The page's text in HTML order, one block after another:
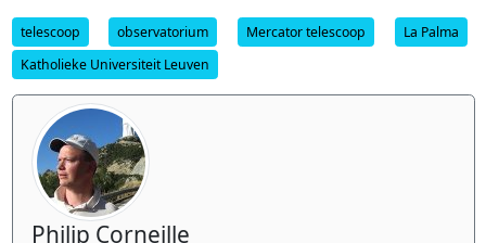
telescoop observatorium Mercator telescoop
La Palma
Katholieke Universiteit Leuven
Philip Corneille